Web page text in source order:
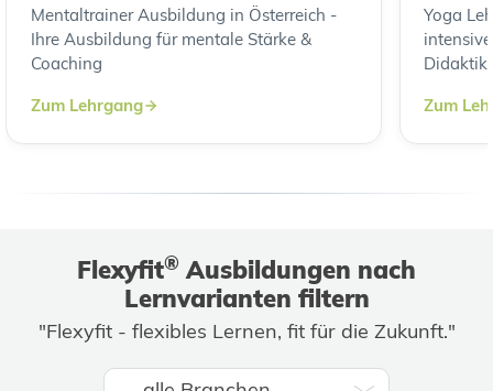
Mentaltrainer Ausbildung in Österreich -
Ihre Ausbildung für mentale Stärke &
Coaching
Zum Lehrgang
Yoga
Didaktik
Zum
Flexyfit® Ausbildungen nach
Lernvarianten filtern
"Flexyfit - flexibles Lernen, fit für die Zukunft."